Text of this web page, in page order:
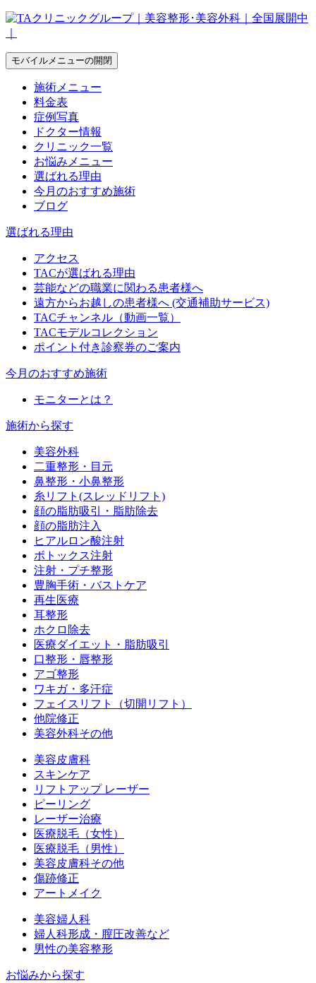
モバイルメニューの開閉
施術メニュー
料金表
症例写真
ドクター情報
クリニック一覧
お悩みメニュー
選ばれる理由
今月のおすすめ施術
ブログ
選ばれる理由
アクセス
TACが選ばれる理由
芸能などの職業に関わる患者様へ
遠方からお越しの患者様へ (交通補助サービス)
TACチャンネル（動画一覧）
TACモデルコレクション
ポイント付き診察券のご案内
今月のおすすめ施術
モニターとは？
施術から探す
美容外科
二重整形・目元
鼻整形・小鼻整形
糸リフト(スレッドリフト)
顔の脂肪吸引・脂肪除去
顔の脂肪注入
ヒアルロン酸注射
ボトックス注射
注射・プチ整形
豊胸手術・バストケア
再生医療
耳整形
ホクロ除去
医療ダイエット・脂肪吸引
口整形・唇整形
アゴ整形
ワキガ・多汗症
フェイスリフト（切開リフト）
他院修正
美容外科その他
美容皮膚科
スキンケア
リフトアップ レーザー
ピーリング
レーザー治療
医療脱毛（女性）
医療脱毛（男性）
美容皮膚科その他
傷跡修正
アートメイク
美容婦人科
婦人科形成・膣圧改善など
男性の美容整形
お悩みから探す